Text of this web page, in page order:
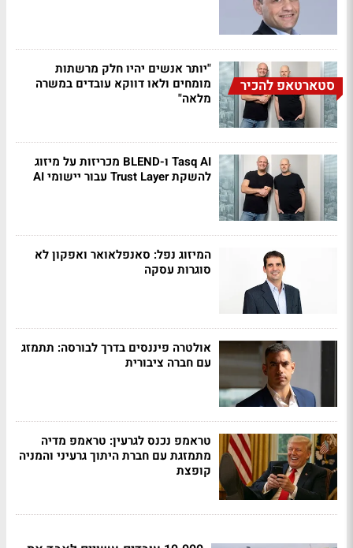
סטארטאפ להכיר
"יותר אנשים יהיו חלק מרשתות
מומחים ולאו דווקא עובדים במשרה
מלאה"
Tasq AI ו-BLEND מכריזות על מיזוג
להשקת Trust Layer עבור יישומי AI
המיזוג נפל: סאנפלאואר ואפקון לא
סוגרות עסקה
אולטרה פיננסים בדרך לבורסה: תתמזג
עם חברה ציבורית
טראמפ נכנס לגרעין: טראמפ מדיה
מתמזגת עם חברת היתוך גרעיני והמניה
קופצת